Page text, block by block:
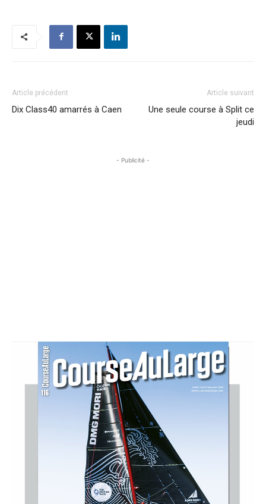
Article précédent
Dix Class40 amarrés à Caen
Article suivant
Une seule course à Split ce
jeudi
- Publicité -